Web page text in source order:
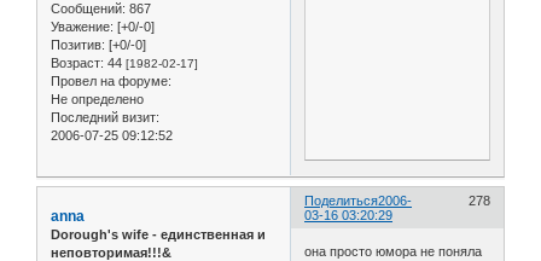
Сообщений: 867
Уважение: [+0/-0]
Позитив: [+0/-0]
Возраст: 44 [1982-02-17]
Провел на форуме:
Не определено
Последний визит:
2006-07-25 09:12:52
Поделиться 278
2006-
03-16 03:20:29
anna
Dorough's wife - единственная и
неповторимая!!!&
она просто юмора не поняла